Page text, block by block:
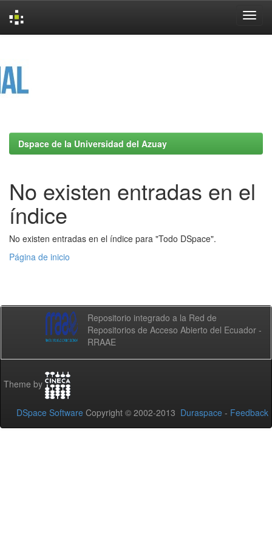
Dspace de la Universidad del Azuay
No existen entradas en el
índice
No existen entradas en el índice para "Todo DSpace".
Página de inicio
Repositorio integrado a la Red de
Repositorios de Acceso Abierto del Ecuador -
RRAAE
Theme by
DSpace Software Copyright © 2002-2013 Duraspace - Feedback